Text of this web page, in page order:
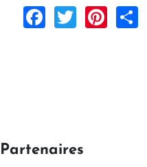
Facebook
Twitter
Partenaires